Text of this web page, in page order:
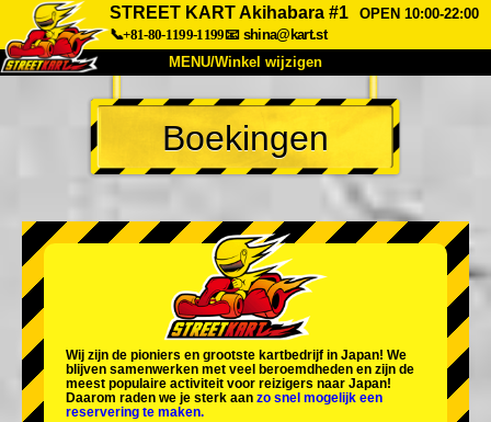
STREET KART Akihabara #1
OPEN 10:00-22:00
📞+81-80-1199-1199📧 shina@kart.st
MENU/Winkel wijzigen
TOP
Over Specificaties Prijzen
Bedrijf Boekingen
Winkel wijzigen
Tokyo Shinagawa Tokyo Akihabara#1
Tokyo Akihabara#2
Tokyo Shibuya Annex Tokyo Bay
Tokyo Asakusa Osaka
Boekingen
Wij zijn de pioniers en grootste kartbedrijf in Japan! We
blijven samenwerken met veel beroemdheden en zijn de
meest populaire activiteit voor reizigers naar Japan!
Daarom raden we je sterk aan zo snel mogelijk een
reservering te maken.